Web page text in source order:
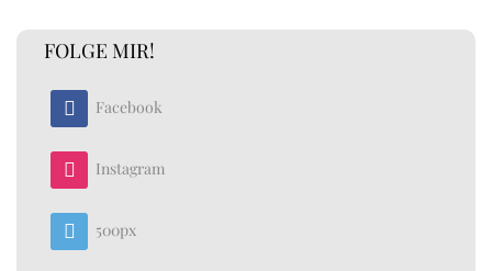
FOLGE MIR!
Facebook
Instagram
500px